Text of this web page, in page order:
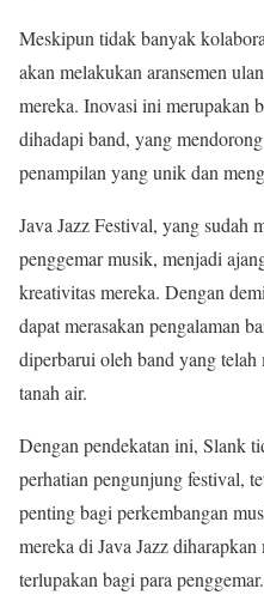
Meskipun tidak banyak
akan melakukan aransemen
mereka. Inovasi ini merupakan
dihadapi band, yang
penampilan yang unik dan
Java Jazz Festival, yang sudah
penggemar musik, menjadi
kreativitas mereka. Dengan
dapat merasakan pengalaman
diperbarui oleh band yang
tanah air.
Dengan pendekatan ini, Slank
perhatian pengunjung festival,
penting bagi perkembangan
mereka di Java Jazz
terlupakan bagi para penggemar.